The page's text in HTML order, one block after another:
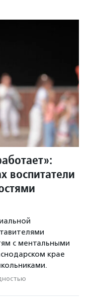
воспитатели
с ментальными
крае